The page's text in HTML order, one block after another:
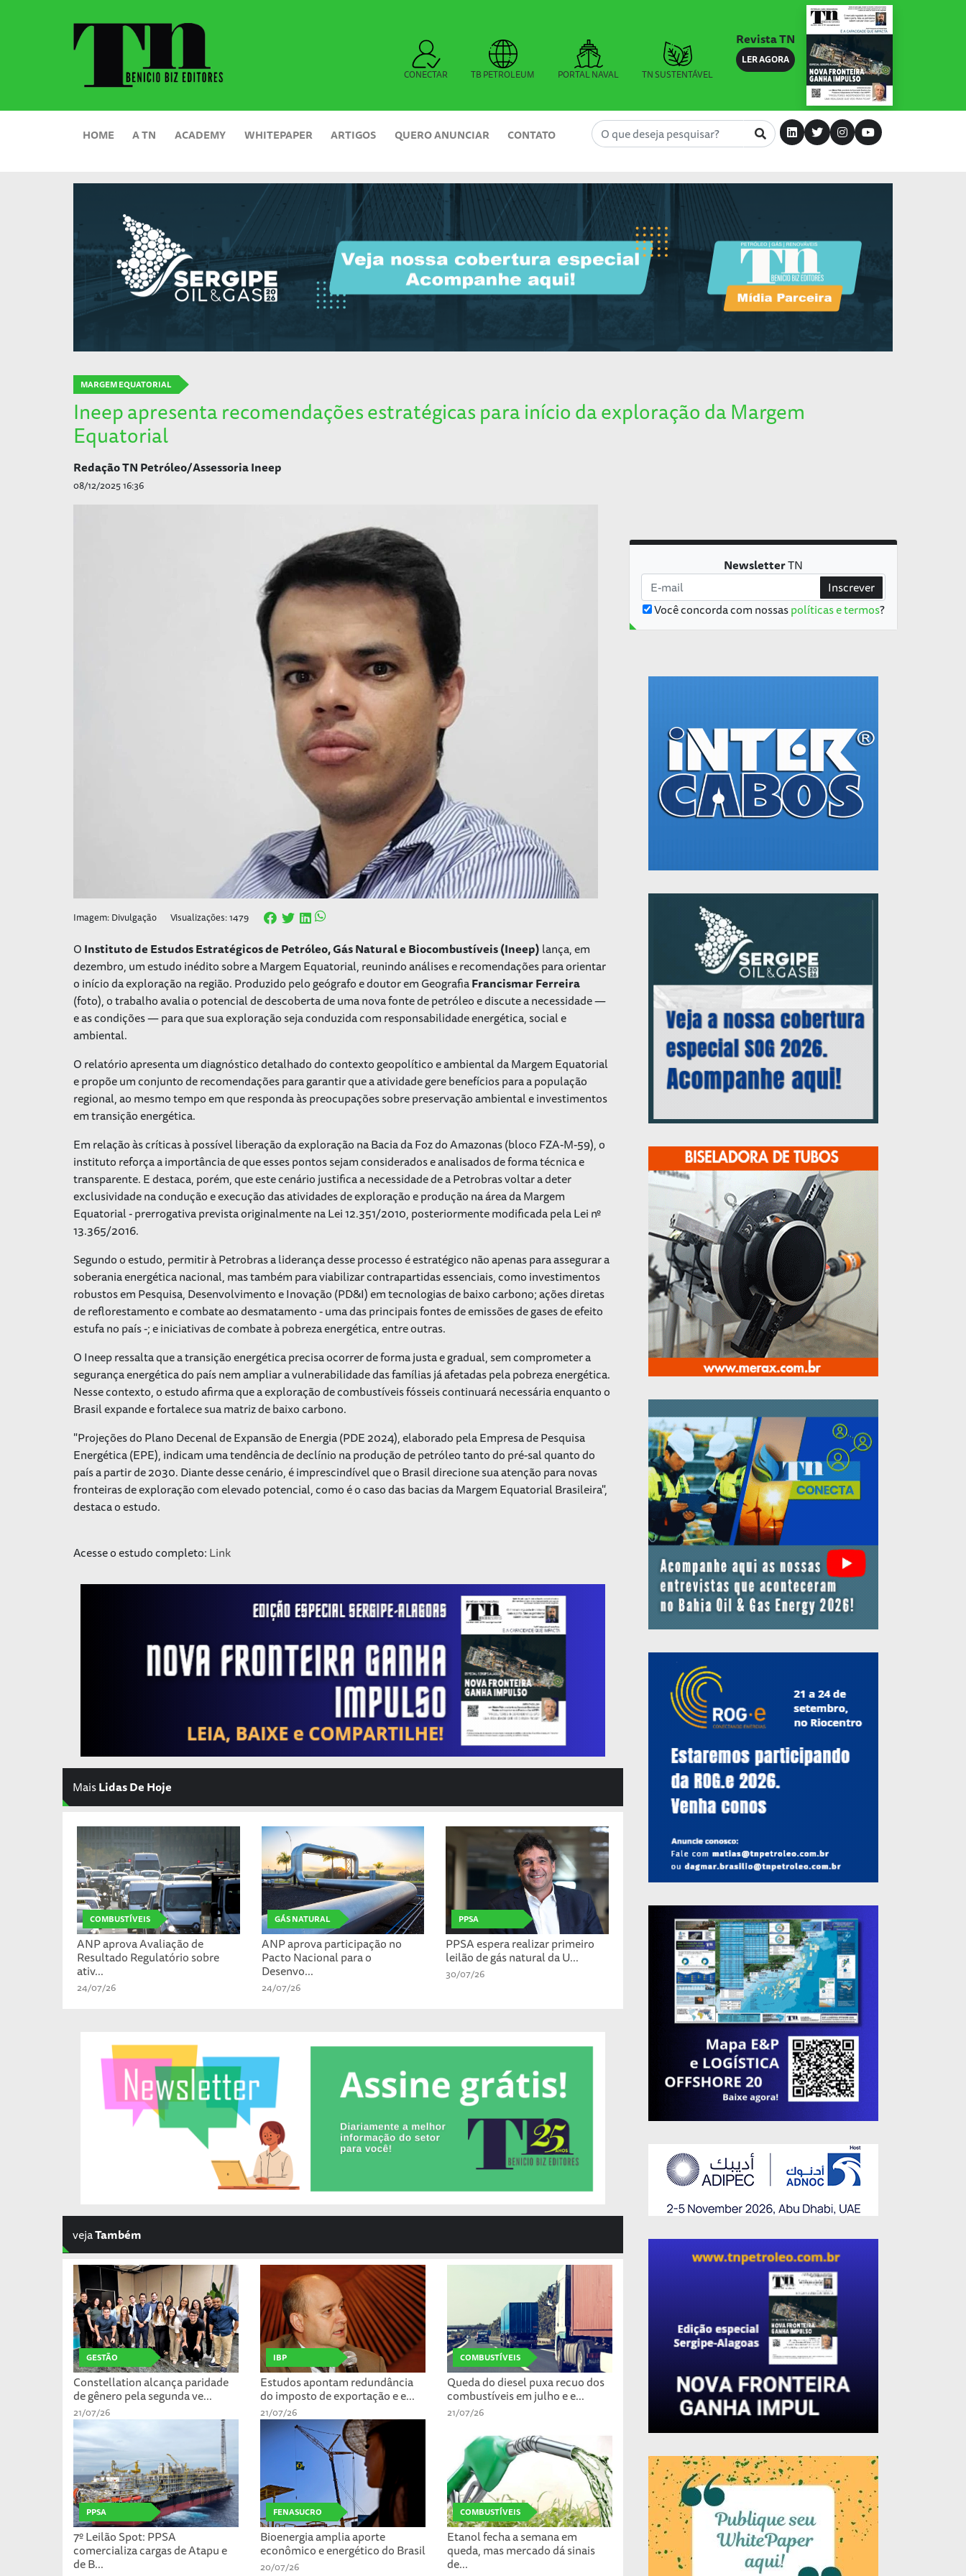
CONECTAR TB PETROLEUM PORTAL NAVAL TN SUSTENTÁVEL
Revista TN
LER AGORA
HOME A TN ACADEMY WHITEPAPER ARTIGOS QUERO ANUNCIAR CONTATO
MARGEM EQUATORIAL
Ineep apresenta recomendações estratégicas para início da exploração da Margem
Equatorial
Redação TN Petróleo/Assessoria Ineep
08/12/2025 16:36
Imagem: Divulgação Visualizações: 1479
OInstituto de Estudos Estratégicos de Petróleo, Gás Natural e Biocombustíveis (Ineep)lança, em
dezembro, um estudo inédito sobre a Margem Equatorial, reunindo análises e recomendações para orientar
o início da exploração na região. Produzido pelo geógrafo e doutor em GeografiaFrancismar Ferreira
(foto), o trabalho avalia o potencial de descoberta de uma nova fonte de petróleo e discute a necessidade —
e as condições — para que sua exploração seja conduzida com responsabilidade energética, social e
ambiental.
O relatório apresenta um diagnóstico detalhado do contexto geopolítico e ambiental da Margem Equatorial
e propõe um conjunto de recomendações para garantir que a atividade gere benefícios para a população
regional, ao mesmo tempo em que responda às preocupações sobre preservação ambiental e investimentos
em transição energética.
Em relação às críticas à possível liberação da exploração na Bacia da Foz do Amazonas (bloco FZA-M-59), o
instituto reforça a importância de que esses pontos sejam considerados e analisados de forma técnica e
transparente. E destaca, porém, que este cenário justifica a necessidade de a Petrobras voltar a deter
exclusividade na condução e execução das atividades de exploração e produção na área da Margem
Equatorial - prerrogativa prevista originalmente na Lei 12.351/2010, posteriormente modificada pela Lei nº
13.365/2016.
Segundo o estudo, permitir à Petrobras a liderança desse processo é estratégico não apenas para assegurar a
soberania energética nacional, mas também para viabilizar contrapartidas essenciais, como investimentos
robustos em Pesquisa, Desenvolvimento e Inovação (PD&I) em tecnologias de baixo carbono; ações diretas
de reflorestamento e combate ao desmatamento - uma das principais fontes de emissões de gases de efeito
estufa no país -; e iniciativas de combate à pobreza energética, entre outras.
O Ineep ressalta que a transição energética precisa ocorrer de forma justa e gradual, sem comprometer a
segurança energética do país nem ampliar a vulnerabilidade das famílias já afetadas pela pobreza energética.
Nesse contexto, o estudo afirma que a exploração de combustíveis fósseis continuará necessária enquanto o
Brasil expande e fortalece sua matriz de baixo carbono.
"Projeções do Plano Decenal de Expansão de Energia (PDE 2024), elaborado pela Empresa de Pesquisa
Energética (EPE), indicam uma tendência de declínio na produção de petróleo tanto do pré-sal quanto do
país a partir de 2030. Diante desse cenário, é imprescindível que o Brasil direcione sua atenção para novas
fronteiras de exploração com elevado potencial, como é o caso das bacias da Margem Equatorial Brasileira",
destaca o estudo.
Acesse o estudo completo:Link
MaisLidas De Hoje
COMBUSTÍVEIS
ANP aprova Avaliação de
Resultado Regulatório sobre
ativ...
24/07/26
GÁS NATURAL
ANP aprova participação no
Pacto Nacional para o
Desenvo...
24/07/26
PPSA
PPSA espera realizar primeiro
leilão de gás natural da U...
30/07/26
vejaTambém
GESTÃO
Constellation alcança paridade
de gênero pela segunda ve...
21/07/26
IBP
Estudos apontam redundância
do imposto de exportação e e...
21/07/26
COMBUSTÍVEIS
Queda do diesel puxa recuo dos
combustíveis em julho e e...
21/07/26
PPSA
7º Leilão Spot: PPSA
comercializa cargas de Atapu e
de B...
FENASUCRO
Bioenergia amplia aporte
econômico e energético do Brasil
20/07/26
COMBUSTÍVEIS
Etanol fecha a semana em
queda, mas mercado dá sinais
de...
NewsletterTN
Você concorda com nossaspolíticas e termos?
Inscrever